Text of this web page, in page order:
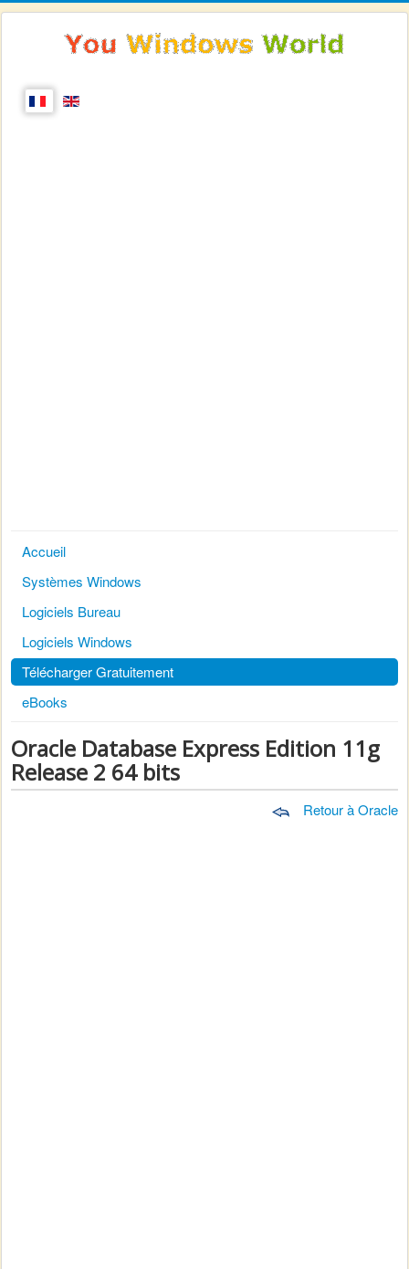
Accueil
Systèmes Windows
Logiciels Bureau
Logiciels Windows
Télécharger Gratuitement
eBooks
Oracle Database Express Edition 11g
Release 2 64 bits
Retour à Oracle